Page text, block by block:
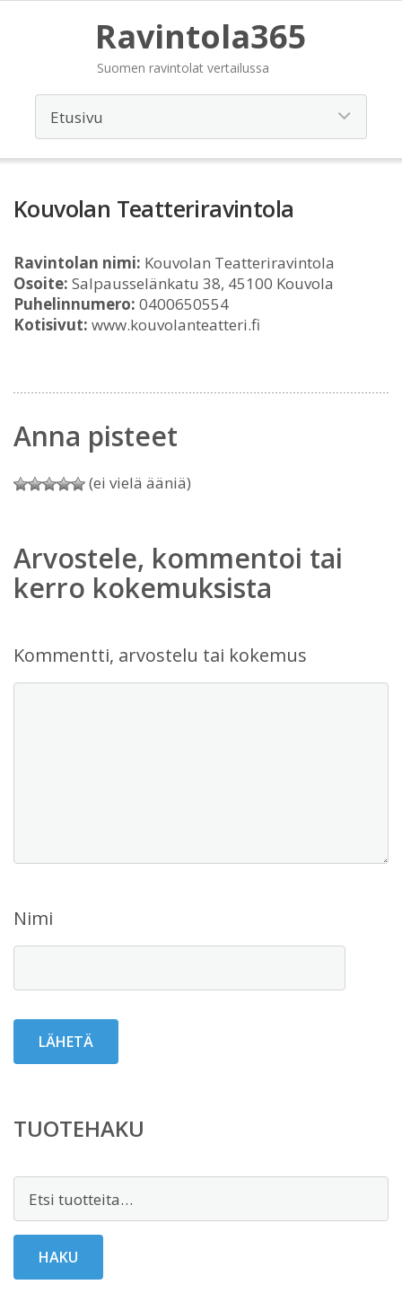
Ravintola365
Suomen ravintolat vertailussa
Kouvolan Teatteriravintola
Ravintolan nimi: Kouvolan Teatteriravintola
Osoite: Salpausselänkatu 38, 45100 Kouvola
Puhelinnumero: 0400650554
Kotisivut: www.kouvolanteatteri.fi
Anna pisteet
(ei vielä ääniä)
Arvostele, kommentoi tai
kerro kokemuksista
Kommentti, arvostelu tai kokemus
Nimi
TUOTEHAKU
HAKU